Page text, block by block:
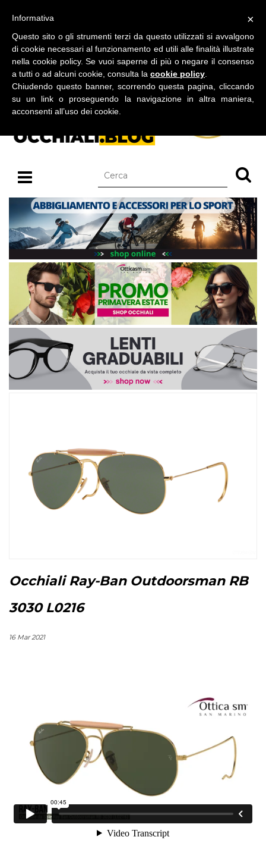
BLOG SU OCCHIALI DA SOLE E OCCHIALI DA VISTA
Occhiali Ray-Ban Outdoorsman RB
3030 L0216
16 Mar 2021
×
Informativa
Questo sito o gli strumenti terzi da questo utilizzati si avvalgono
di cookie necessari al funzionamento ed utili alle finalità illustrate
nella cookie policy. Se vuoi saperne di più o negare il consenso
a tutti o ad alcuni cookie, consulta la cookie policy
Chiudendo questo banner, scorrendo questa pagina, cliccando
su un link o proseguendo la navigazione in altra maniera,
acconsenti all’uso dei cookie.